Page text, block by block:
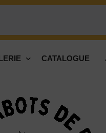
CATALOGUE